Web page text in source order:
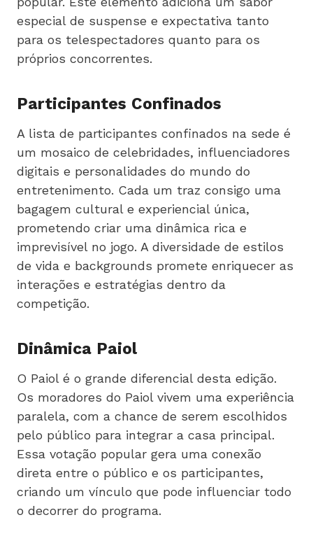
especial de suspense e expectativa tanto
para os telespectadores quanto para os
próprios concorrentes.
Participantes Confinados
A lista de participantes confinados na sede é
um mosaico de celebridades, influenciadores
digitais e personalidades do mundo do
entretenimento. Cada um traz consigo uma
bagagem cultural e experiencial única,
prometendo criar uma dinâmica rica e
imprevisível no jogo. A diversidade de estilos
de vida e backgrounds promete enriquecer as
interações e estratégias dentro da
competição.
Dinâmica Paiol
O Paiol é o grande diferencial desta edição.
Os moradores do Paiol vivem uma experiência
paralela, com a chance de serem escolhidos
pelo público para integrar a casa principal.
Essa votação popular gera uma conexão
direta entre o público e os participantes,
criando um vínculo que pode influenciar todo
o decorrer do programa.